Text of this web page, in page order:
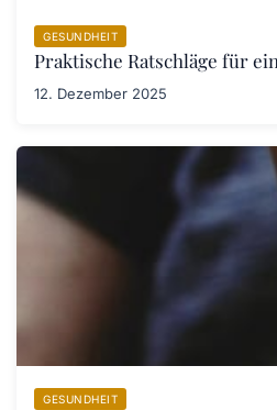
GESUNDHEIT
Praktische Ratschläge für
12. Dezember 2025
GESUNDHEIT